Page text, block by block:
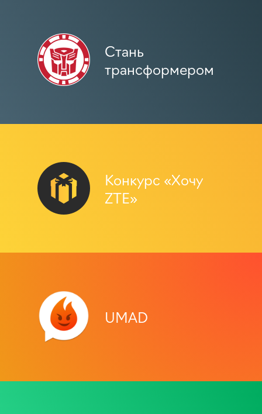
Стань
трансформером
Конкурс «Хочу
ZTE»
UMAD